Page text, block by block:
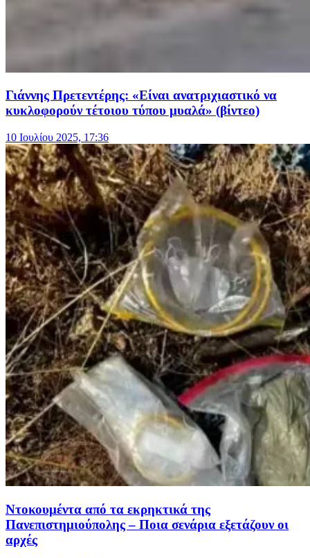
Γιάννης Πρετεντέρης: «Είναι ανατριχιαστικό να
κυκλοφορούν τέτοιου τύπου μυαλά» (βίντεο)
10 Ιουλίου 2025, 17:36
Ντοκουμέντα από τα εκρηκτικά της
Πανεπιστημιούπολης – Ποια σενάρια εξετάζουν οι
αρχές